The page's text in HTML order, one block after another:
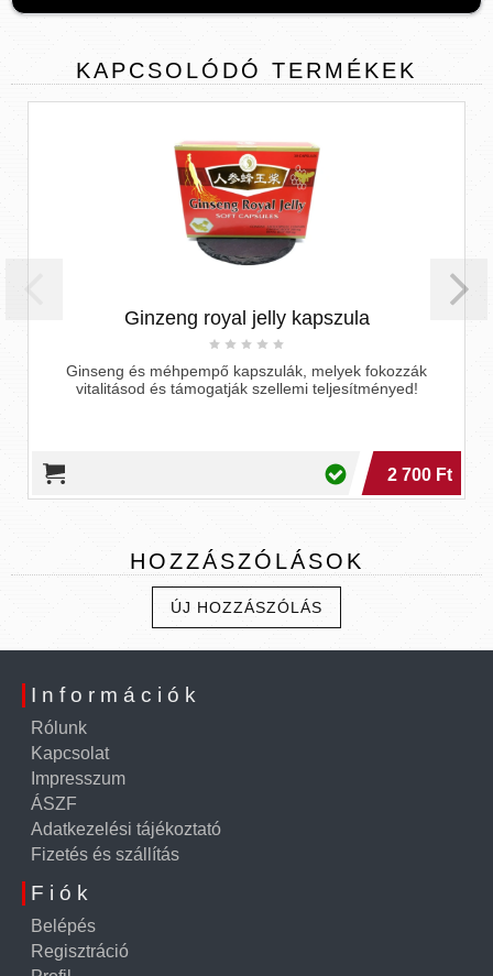
KAPCSOLÓDÓ TERMÉKEK
royal jelly kapszula
kapszulák, melyek fokozzák
szellemi teljesítményed!
HOZZÁSZÓLÁSOK
ÚJ HOZZÁSZÓLÁS
Információk
Rólunk
Kapcsolat
Impresszum
ÁSZF
Adatkezelési tájékoztató
Fizetés és szállítás
Fiók
Belépés
Regisztráció